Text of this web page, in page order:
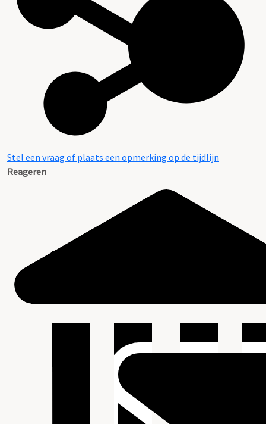
Stel een vraag of plaats een opmerking op de tijdlijn
Reageren